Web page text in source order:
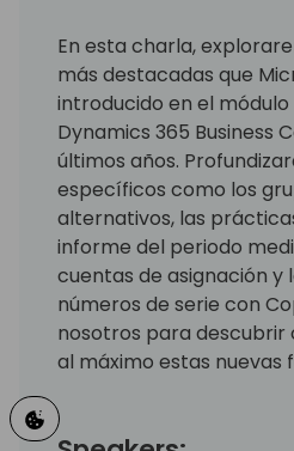
En esta charla,
más destacadas que
introducido en el
Dynamics 365 Business
últimos años.
específicos como los
alternativos, las
informe del periodo
cuentas de asignación y
números de serie con
nosotros para
al máximo estas nuevas